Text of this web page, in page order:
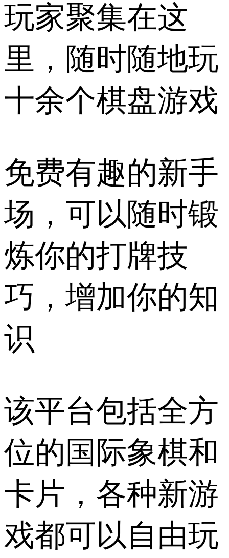
玩家聚集在这
里，随时随地玩
十余个棋盘游戏
免费有趣的新手
场，可以随时锻
炼你的打牌技
巧，增加你的知
识
该平台包括全方
位的国际象棋和
卡片，各种新游
戏都可以自由玩